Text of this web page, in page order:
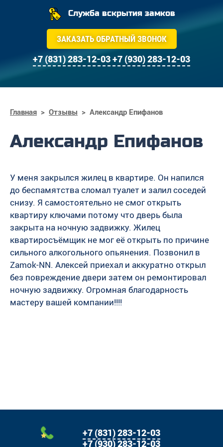
Главная > Отзывы > Александр Епифанов
Александр Епифанов
У меня закрылся жилец в квартире. Он напился
до беспамятства сломал туалет и залил соседей
снизу. Я самостоятельно не смог открыть
квартиру ключами потому что дверь была
закрыта на ночную задвижку. Жилец
квартиросъёмщик не мог её открыть по причине
сильного алкогольного опьянения. Позвонил в
Zamok-NN. Алексей приехал и аккуратно открыл
без повреждение двери затем он ремонтировал
ночную задвижку. Огромная благодарность
мастеру вашей компании!!!!
+7 (831) 283-12-03
+7 (930) 283-12-03
Служба вскрытия замков
ЗАКАЗАТЬ ОБРАТНЫЙ ЗВОНОК
+7 (831) 283-12-03+7 (930) 283-12-03